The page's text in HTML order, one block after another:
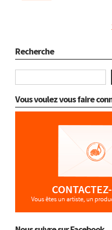
Recherche
Vous voulez vous faire